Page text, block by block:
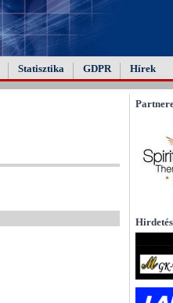
Statisztika GDPR Hírek